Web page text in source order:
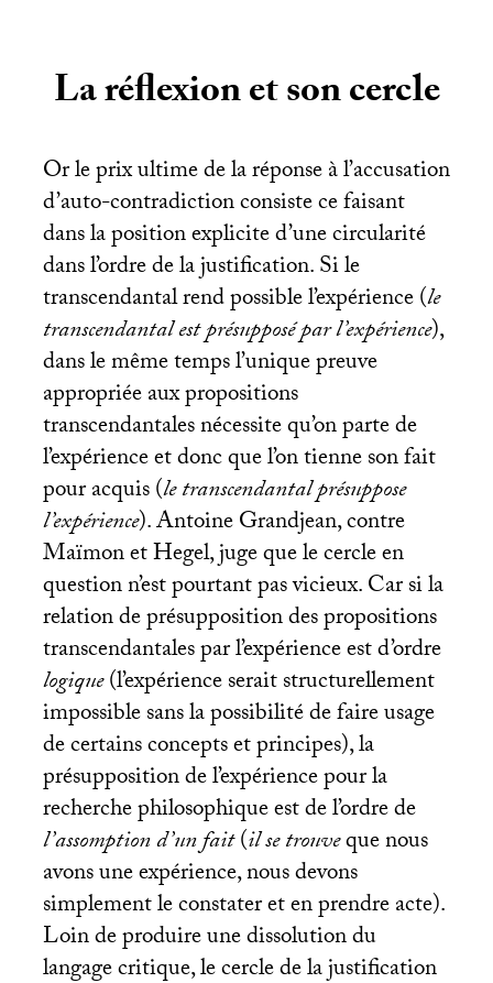
La réflexion et son cercle
Or le prix ultime de la réponse à l’accusation
d’auto-contradiction consiste ce faisant
dans la position explicite d’une circularité
dans l’ordre de la justification. Si le
transcendantal rend possible l’expérience (le
transcendantal est présupposé par l’expérience),
dans le même temps l’unique preuve
appropriée aux propositions
transcendantales nécessite qu’on parte de
l’expérience et donc que l’on tienne son fait
pour acquis (le transcendantal présuppose
l’expérience). Antoine Grandjean, contre
Maïmon et Hegel, juge que le cercle en
question n’est pourtant pas vicieux. Car si la
relation de présupposition des propositions
transcendantales par l’expérience est d’ordre
logique(l’expérience serait structurellement
impossible sans la possibilité de faire usage
de certains concepts et principes), la
présupposition de l’expérience pour la
recherche philosophique est de l’ordre de
l’assomption d’un fait(il se trouveque nous
avons une expérience, nous devons
simplement le constater et en prendre acte).
Loin de produire une dissolution du
langage critique, le cercle de la justification